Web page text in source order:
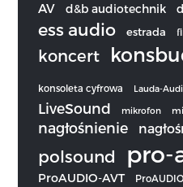
AV d&b audiotechnik
ess audio estrada
koncert
konsoleta cyfrowa Lauda-
LiveSound mikrofon
nagłośnienie
polsound pro-
ProAUDIO-AVT